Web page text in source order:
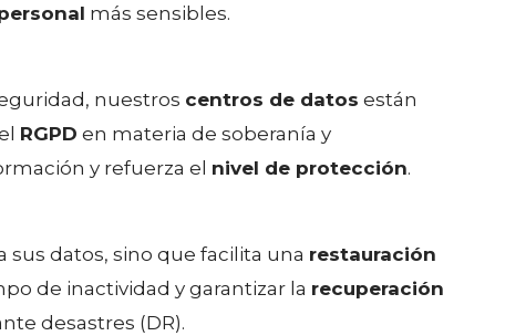
más sensibles.
nuestros centros de datos están
RGPD en materia de soberanía y
y refuerza el nivel de protección.
sus datos, sino que facilita una restauración
de inactividad y garantizar la recuperación
desastres (DR).